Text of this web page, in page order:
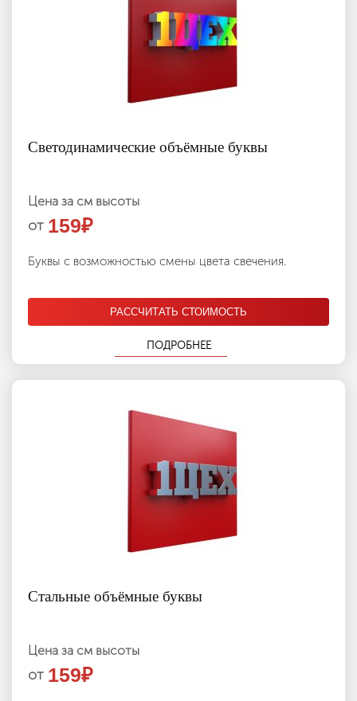
Светодинамические объёмные буквы
Цена за см высоты
от 159₽
Буквы с возможностью смены цвета свечения.
РАССЧИТАТЬ СТОИМОСТЬ
ПОДРОБНЕЕ
Стальные объёмные буквы
Цена за см высоты
от 159₽